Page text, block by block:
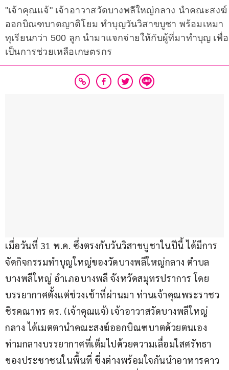
"เจ้าคุณแจ้" เจ้าอาวาสวัดบางพลีใหญ่กลาง นำคณะสงฆ์
ออกบิณฑบาตญาติโยม ทำบุญวันวิสาขบูชา พร้อมเหมา
ทุเรียนกว่า 500 ลูก นำมาแจกจ่ายให้กับผู้ที่มาทำบุญ เพื่อ
เป็นการช่วยเหลือเกษตรกร
เมื่อวันที่ 31 พ.ค. ซึ่งตรงกับวันวิสาขบูชาในปีนี้ ได้มีการ
จัดกิจกรรมทำบุญใหญ่ของวัดบางพลีใหญ่กลาง ตำบล
บางพลีใหญ่ อำเภอบางพลี จังหวัดสมุทรปราการ โดย
บรรยากาศตั้งแต่ช่วงเช้าที่ผ่านมา ท่านเจ้าคุณพระราชว
ชิรคณาทร ดร. (เจ้าคุณแจ้) เจ้าอาวาสวัดบางพลีใหญ่
กลาง ได้เมตตานำคณะสงฆ์ออกบิณฑบาตด้วยตนเอง
ท่ามกลางบรรยากาศที่เต็มไปด้วยความเลื่อมใสศรัทธา
ของประชาชนในพื้นที่ ซึ่งต่างพร้อมใจกันนำอาหารคาว